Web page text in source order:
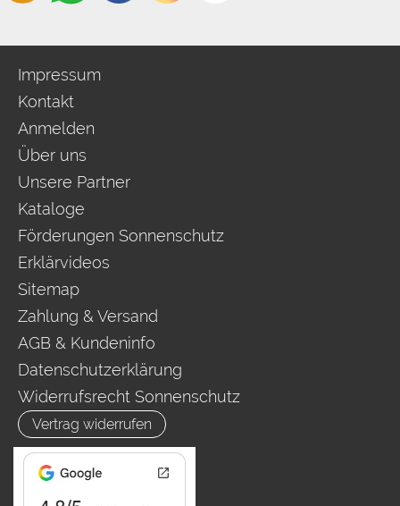
Impressum
Kontakt
Anmelden
Über uns
Unsere Partner
Kataloge
Förderungen Sonnenschutz
Erklärvideos
Sitemap
Zahlung & Versand
AGB & Kundeninfo
Datenschutzerklärung
Widerrufsrecht Sonnenschutz
Vertrag widerrufen